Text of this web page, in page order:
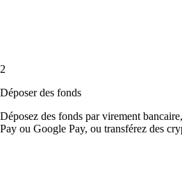
2
Déposer des fonds
Déposez des fonds par virement
Pay ou Google Pay, ou transférez des